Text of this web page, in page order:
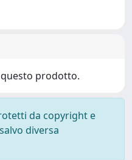
prodotto.
da copyright e
diversa